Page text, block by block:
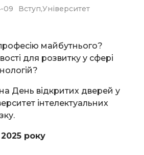
09 Вступ,Університет
майбутнього?
для розвитку у сфері
День відкритих дверей у
інтелектуальних
року